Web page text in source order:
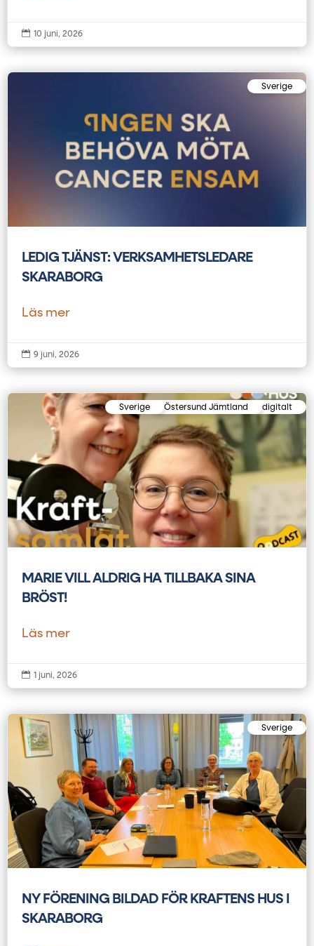
 10 juni, 2026
Sverige
LEDIG TJÄNST: VERKSAMHETSLEDARE
SKARABORG
Läs mer
 9 juni, 2026
digitalt
Östersund Jämtland
Sverige
MARIE VILL ALDRIG HA TILLBAKA SINA
BRÖST!
Läs mer
 1 juni, 2026
Sverige
NY FÖRENING BILDAD FÖR KRAFTENS HUS I
SKARABORG